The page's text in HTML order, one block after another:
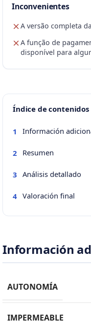
Inconvenientes
A versão completa
A função de
disponível para
Índice de contenidos
1 Información
2 Resumen
3 Análisis detallado
4 Valoración final
Información
AUTONOMÍA
IMPERMEABLE